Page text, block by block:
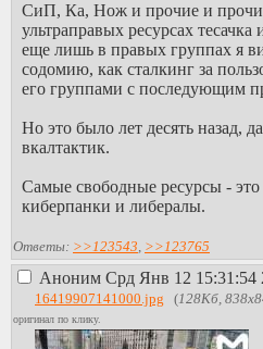
СиП, Ка, Нож и прочие и
ультраправых ресурсах
еще лишь в правых группах я
содомию, как сталкинг за
его группами с последующим
Но это было лет десять назад,
вкалтактик.
Самые свободные ресурсы - это
киберпанки и либералы.
Ответы: >>123543, >>123765
Аноним Срд Янв 12 15:31:54
16419907141000.jpg (128Кб,
оригинал по клику.